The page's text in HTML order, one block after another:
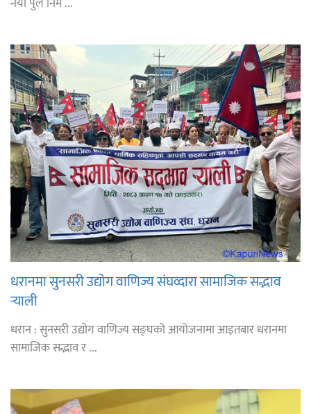
धरानमा सुनसरी उद्योग वाणिज्य संघव्दारा सामाजिक सद्भाव
र्‍याली
धरान : सुनसरी उद्योग वाणिज्य सङ्घको आयोजनामा आइतबार धरानमा
सामाजिक सद्भाव र ...